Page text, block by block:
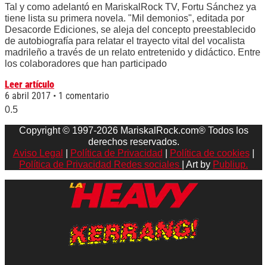
Tal y como adelantó en MariskalRock TV, Fortu Sánchez ya
tiene lista su primera novela. "Mil demonios", editada por
Desacorde Ediciones, se aleja del concepto preestablecido
de autobiografía para relatar el trayecto vital del vocalista
madrileño a través de un relato entretenido y didáctico. Entre
los colaboradores que han participado
Leer artículo
6 abril 2017
1 comentario
Copyright © 1997-2026 MariskalRock.com® Todos los
derechos reservados.
Aviso Legal
Política de Privacidad Política de cookies|
Política de Privacidad Redes sociales
| Art by Publiup.